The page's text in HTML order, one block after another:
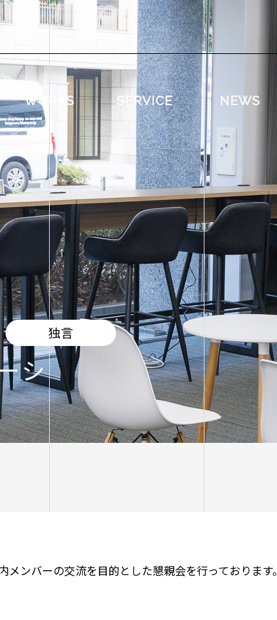
WORKS SERVICE NEWS
独言
シ
メンバーの交流を目的とした懇親会を行っております。